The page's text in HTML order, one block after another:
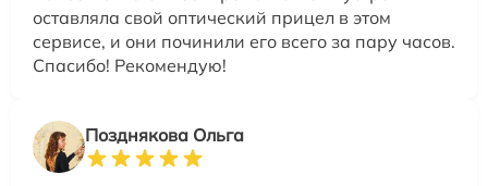
оставляла свой оптический прицел в этом
сервисе, и они починили его всего за пару часов.
Спасибо! Рекомендую!
Позднякова Ольга